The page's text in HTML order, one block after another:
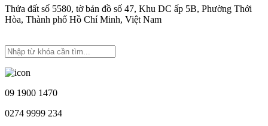
Thửa đất số 5580, tờ bản đồ số 47, Khu DC ấp 5B, Phường Thới
Hòa, Thành phố Hồ Chí Minh, Việt Nam
09 1900 1470
0274 9999 234